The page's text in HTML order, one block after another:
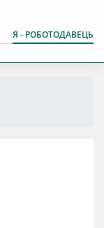
Я - РОБОТОДАВЕЦЬ